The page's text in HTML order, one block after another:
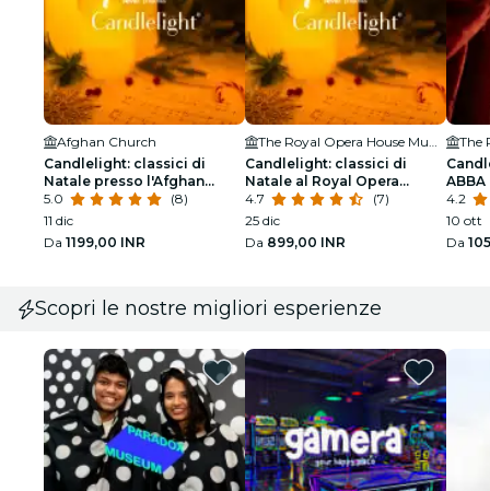
Afghan Church
Candlelight: classici di
Natale presso l'Afghan
Church
5.0
(8)
11 dic
Da 1199,00 INR
The Royal Opera House Mumbai
Candlelight: classici di
Natale al Royal Opera
House
4.7
(7)
25 dic
Da 899,00 INR
4.2
10 ott
Da
Scopri le nostre migliori esperienze